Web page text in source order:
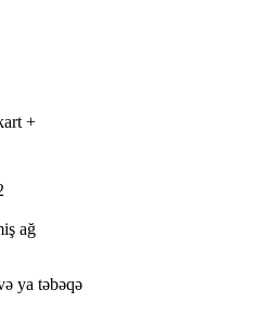
+
ağ
ya təbəqə